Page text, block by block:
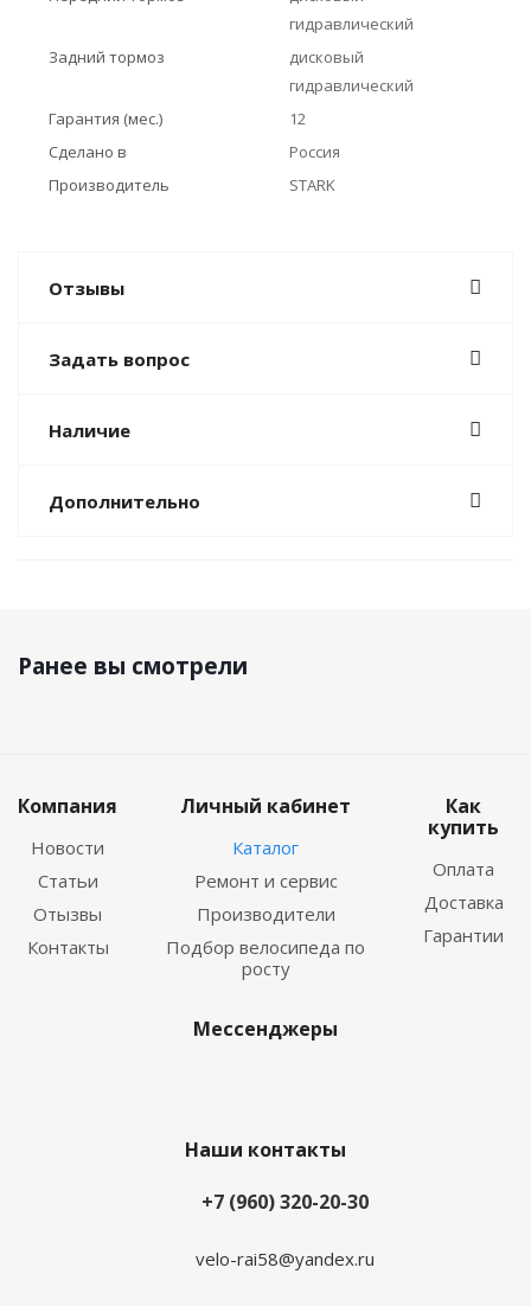
гидравлический
Задний тормоз
дисковый
гидравлический
Гарантия (мес.)
12
Сделано в
Россия
Производитель
STARK
Отзывы
Задать вопрос
Наличие
Дополнительно
Ранее вы смотрели
Компания
Новости
Статьи
Отызвы
Контакты
Личный кабинет
Каталог
Ремонт и сервис
Производители
Подбор велосипеда по
росту
Как
купить
Оплата
Доставка
Гарантии
Мессенджеры
Наши контакты
+7 (960) 320-20-30
velo-rai58@yandex.ru